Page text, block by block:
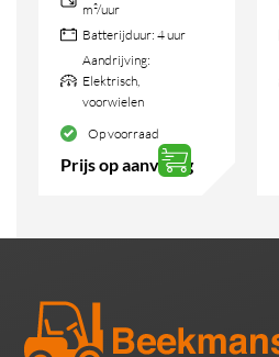
m²/uur
Batterijduur: 4 uur
Aandrijving:
Elektrisch,
voorwielen
Op voorraad
Prijs op aanvraag